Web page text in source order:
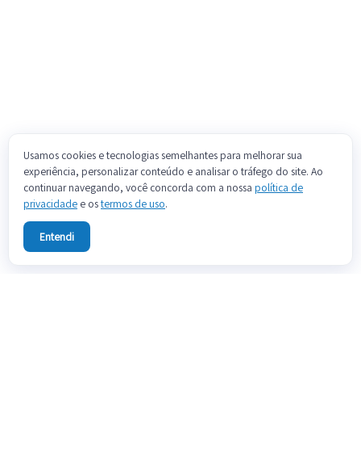
Usamos cookies e tecnologias semelhantes para melhorar sua
experiência, personalizar conteúdo e analisar o tráfego do site. Ao
continuar navegando, você concorda com a nossa política de
privacidade e ostermos de uso.
Entendi